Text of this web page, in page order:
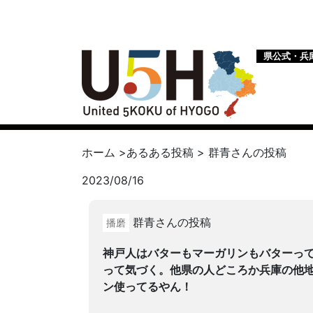
県公式・兵
ホーム >あるある投稿 > 群青さんの投稿
2023/08/16
播磨 群青さんの投稿
神戸人はバターもマーガリンもバターっ
って気づく。他県の人どころか兵庫の他
ン使ってるやん！